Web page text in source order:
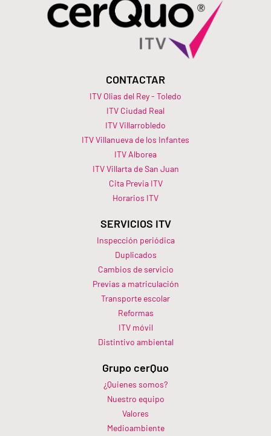
CONTACTAR
ITV Olias del Rey - Toledo
ITV Ciudad Real
ITV Villarrobledo
ITV Villanueva de los Infantes
ITV Alborea
ITV Villarta de San Juan
Cita Previa ITV
Horarios ITV​
SERVICIOS ITV
Inspección periódica
Duplicados
Cambios de servicio
Previas a matriculación
Transporte escolar
Reformas
ITV móvil
Distintivo ambiental
Grupo cerQuo
¿Quienes somos?
Nuestro equipo
Valores
Medioambiente